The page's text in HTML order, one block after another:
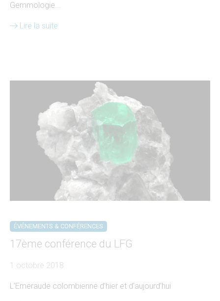
Gemmologie...
Lire la suite
ÉVÉNEMENTS & CONFÉRENCES
17ème conférence du LFG
1 octobre 2018
L’Emeraude colombienne d’hier et d’aujourd’hui